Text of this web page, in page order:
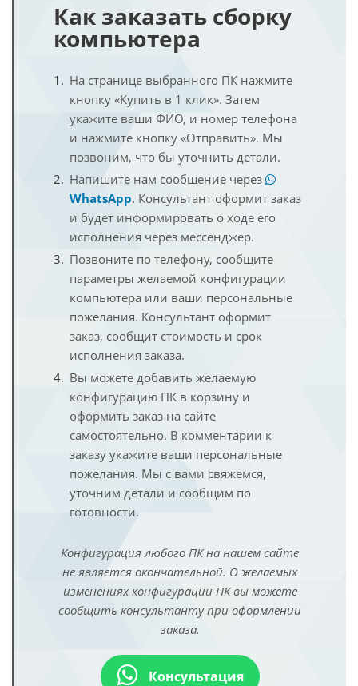
Как заказать сборку
компьютера
На странице выбранного ПК нажмите
кнопку «Купить в 1 клик». Затем
укажите ваши ФИО, и номер телефона
и нажмите кнопку «Отправить». Мы
позвоним, что бы уточнить детали.
Напишите нам сообщение через
WhatsApp. Консультант оформит заказ
и будет информировать о ходе его
исполнения через мессенджер.
Позвоните по телефону, сообщите
параметры желаемой конфигурации
компьютера или ваши персональные
пожелания. Консультант оформит
заказ, сообщит стоимость и срок
исполнения заказа.
Вы можете добавить желаемую
конфигурацию ПК в корзину и
оформить заказ на сайте
самостоятельно. В комментарии к
заказу укажите ваши персональные
пожелания. Мы с вами свяжемся,
уточним детали и сообщим по
готовности.
Конфигурация любого ПК на нашем сайте
не является окончательной. О желаемых
изменениях конфигурации ПК вы можете
сообщить консультанту при оформлении
заказа.
Консультация